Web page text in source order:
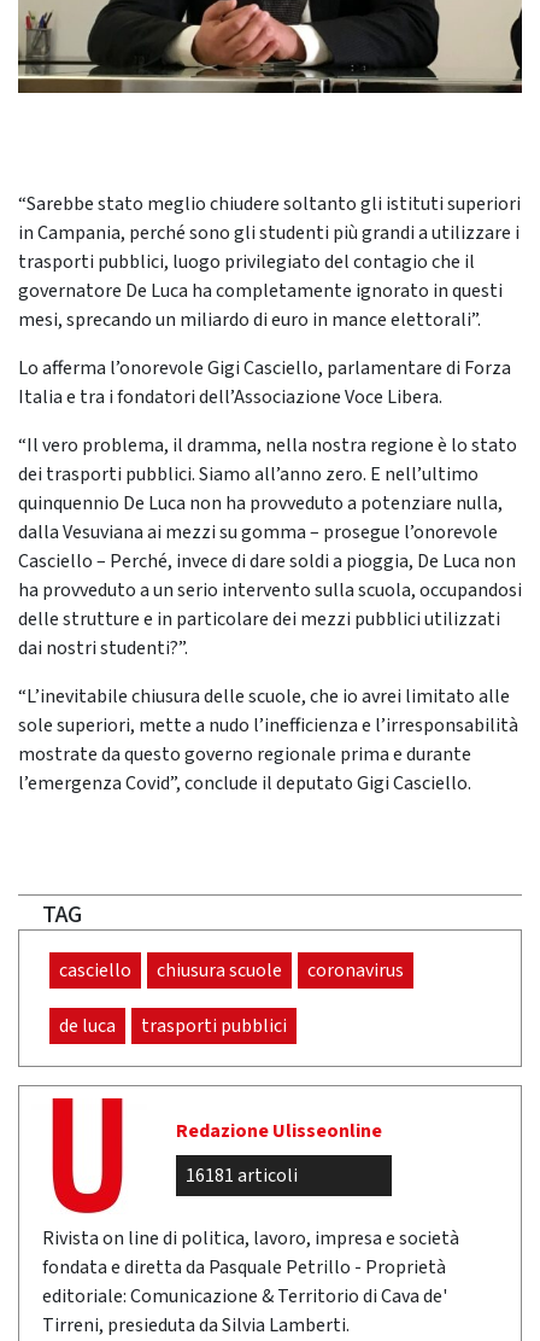
“Sarebbe stato meglio chiudere soltanto gli istituti superiori
in Campania, perché sono gli studenti più grandi a utilizzare i
trasporti pubblici, luogo privilegiato del contagio che il
governatore De Luca ha completamente ignorato in questi
mesi, sprecando un miliardo di euro in mance elettorali”.
Lo afferma l’onorevole Gigi Casciello, parlamentare di Forza
Italia e tra i fondatori dell’Associazione Voce Libera.
“Il vero problema, il dramma, nella nostra regione è lo stato
dei trasporti pubblici. Siamo all’anno zero. E nell’ultimo
quinquennio De Luca non ha provveduto a potenziare nulla,
dalla Vesuviana ai mezzi su gomma – prosegue l’onorevole
Casciello – Perché, invece di dare soldi a pioggia, De Luca non
ha provveduto a un serio intervento sulla scuola, occupandosi
delle strutture e in particolare dei mezzi pubblici utilizzati
dai nostri studenti?”.
“L’inevitabile chiusura delle scuole, che io avrei limitato alle
sole superiori, mette a nudo l’inefficienza e l’irresponsabilità
mostrate da questo governo regionale prima e durante
l’emergenza Covid”, conclude il deputato Gigi Casciello.
TAG
casciello chiusura scuole coronavirus
de luca trasporti pubblici
Redazione Ulisseonline
16181 articoli
Rivista on line di politica, lavoro, impresa e società
fondata e diretta da Pasquale Petrillo - Proprietà
editoriale: Comunicazione & Territorio di Cava de'
Tirreni, presieduta da Silvia Lamberti.